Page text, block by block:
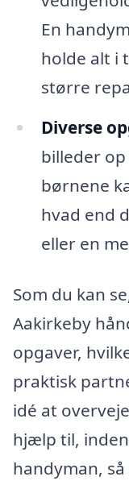
En
holde alt i
større
Diverse
billeder
børnene
hvad end
eller en
Som du kan
Aakirkeby
opgaver,
praktisk
idé at
hjælp til,
handyman,